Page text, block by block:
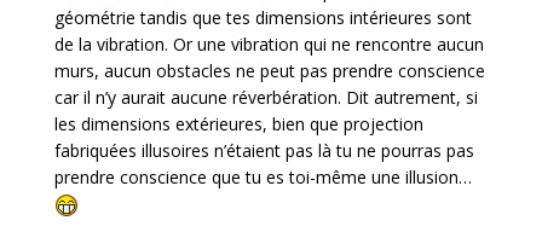
géométrie tandis que tes dimensions intérieures sont
de la vibration. Or une vibration qui ne rencontre aucun
murs, aucun obstacles ne peut pas prendre conscience
car il n’y aurait aucune réverbération. Dit autrement, si
les dimensions extérieures, bien que projection
fabriquées illusoires n’étaient pas là tu ne pourras pas
prendre conscience que tu es toi-même une illusion…